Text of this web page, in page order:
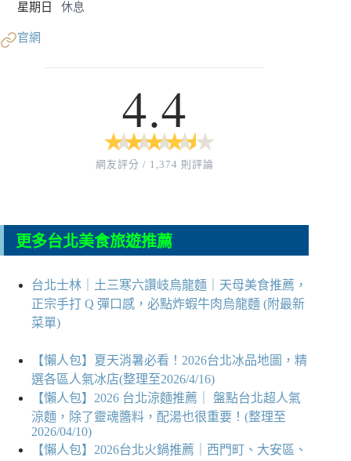
星期日 休息
官網
4.4
★
★ ★
★ ★
★ ★
★ ★
★
網友評分 / 1,374 則評論
更多台北美食旅遊推薦
台北士林｜土三寒六讚岐烏龍麵｜天母美食推薦，
正宗手打 Q 彈口感，必點炸蝦牛肉烏龍麵 (附最新
菜單)
【懶人包】夏天消暑必看！2026台北冰品地圖，精
選各區人氣冰店(整理至2026/4/16)
【懶人包】2026 台北涼麵推薦｜ 盤點台北超人氣
涼麵，除了靈魂醬料，配湯也很重要！(整理至
2026/04/10)
【懶人包】2026台北火鍋推薦｜西門町、大安區、